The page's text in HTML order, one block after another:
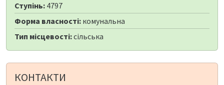
Ступінь: 4797
Форма власності: комунальна
Тип місцевості:сільська
КОНТАКТИ